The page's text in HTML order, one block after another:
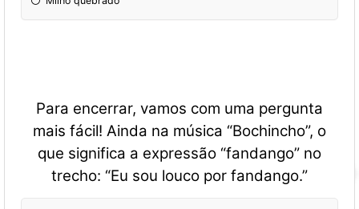
Para encerrar, vamos com uma pergunta
mais fácil! Ainda na música “Bochincho”, o
que significa a expressão “fandango” no
trecho: “Eu sou louco por fandango.”